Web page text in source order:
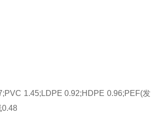
1.45;LDPE 0.92;HDPE 0.96;PEF(发
0.48